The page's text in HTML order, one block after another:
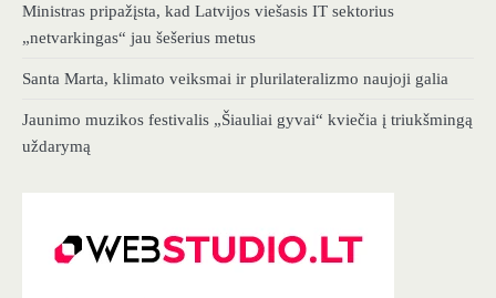
Ministras pripažįsta, kad Latvijos viešasis IT sektorius
„netvarkingas“ jau šešerius metus
Santa Marta, klimato veiksmai ir plurilateralizmo naujoji galia
Jaunimo muzikos festivalis „Šiauliai gyvai“ kviečia į triukšmingą
uždarymą